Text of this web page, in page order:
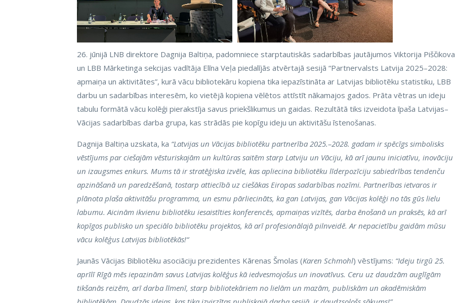
26. jūnijā LNB direktore Dagnija Baltiņa, padomniece starptautiskās sadarbības jautājumos Viktorija Piščikova
un LBB Mārketinga sekcijas vadītāja Elīna Veļa piedalījās atvērtajā sesijā “Partnervalsts Latvija 2025–2028:
apmaiņa un aktivitātes”, kurā vācu bibliotekāru kopiena tika iepazīstināta ar Latvijas bibliotēku statistiku, LBB
darbu un sadarbības interesēm, ko vietējā kopiena vēlētos attīstīt nākamajos gados. Prāta vētras un ideju
tabulu formātā vācu kolēģi pierakstīja savus priekšlikumus un gaidas. Rezultātā tiks izveidota īpaša Latvijas–
Vācijas sadarbības darba grupa, kas strādās pie kopīgu ideju un aktivitāšu īstenošanas.
Dagnija Baltiņa uzskata, ka “Latvijas un Vācijas bibliotēku partnerība 2025.–2028. gadam ir spēcīgs simbolisks
vēstījums par ciešajām vēsturiskajām un kultūras saitēm starp Latviju un Vāciju, kā arī jaunu iniciatīvu, inovāciju
un izaugsmes enkurs. Mums tā ir stratēģiska izvēle, kas apliecina bibliotēku līderpozīciju sabiedrības tendenču
apzināšanā un paredzēšanā, tostarp attiecībā uz ciešākas Eiropas sadarbības nozīmi. Partnerības ietvaros ir
plānota plaša aktivitāšu programma, un esmu pārliecināts, ka gan Latvijas, gan Vācijas kolēģi no tās gūs lielu
labumu. Aicinām ikvienu bibliotēku iesaistīties konferencēs, apmaiņas vizītēs, darba ēnošanā un praksēs, kā arī
kopīgos publisko un speciālo bibliotēku projektos, kā arī profesionālajā pilnveidē. Ar nepacietību gaidām mūsu
vācu kolēģus Latvijas bibliotēkās!“
Jaunās Vācijas Bibliotēku asociāciju prezidentes Kārenas Šmolas (Karen Schmohl) vēstījums: “Ideju tirgū 25.
aprīlī Rīgā mēs iepazinām savus Latvijas kolēģus kā iedvesmojošus un inovatīvus. Ceru uz daudzām auglīgām
tikšanās reizēm, arī darba līmenī, starp bibliotekāriem no lielām un mazām, publiskām un akadēmiskām